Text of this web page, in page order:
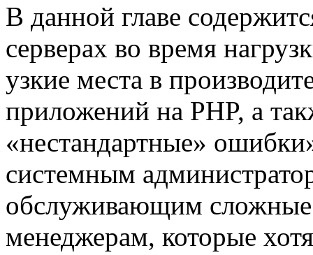
В данной главе
серверах во время
узкие места в
приложений на PHP, а
«нестандартные»
системным
обслуживающим сложные
менеджерам, которые